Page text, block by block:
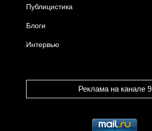
Публицистика
Блоги
Интервью
Реклама на канале 9